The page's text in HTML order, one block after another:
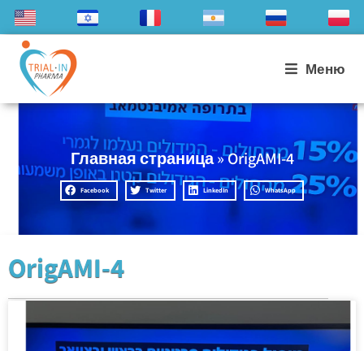
Меню
Главная страница»OrigAMI-4
Facebook Twitter LinkedIn WhatsApp
OrigAMI-4